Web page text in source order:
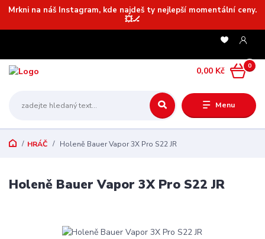
Mrkni na náš Instagram, kde najdeš ty nejlepší momentální ceny.
💥🏒
Menu
0
0,00 Kč
HRÁČ Holeně Bauer Vapor 3X Pro S22 JR
Holeně Bauer Vapor 3X Pro S22 JR